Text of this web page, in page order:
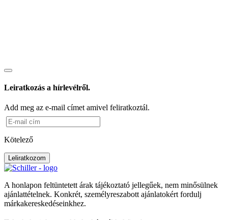
Leiratkozás a hírlevélről.
Add meg az e-mail címet amivel feliratkoztál.
Kötelező
Leliratkozom
A honlapon feltüntetett árak tájékoztató jellegűek, nem minősülnek
ajánlattételnek. Konkrét, személyreszabott ajánlatokért fordulj
márkakereskedéseinkhez.